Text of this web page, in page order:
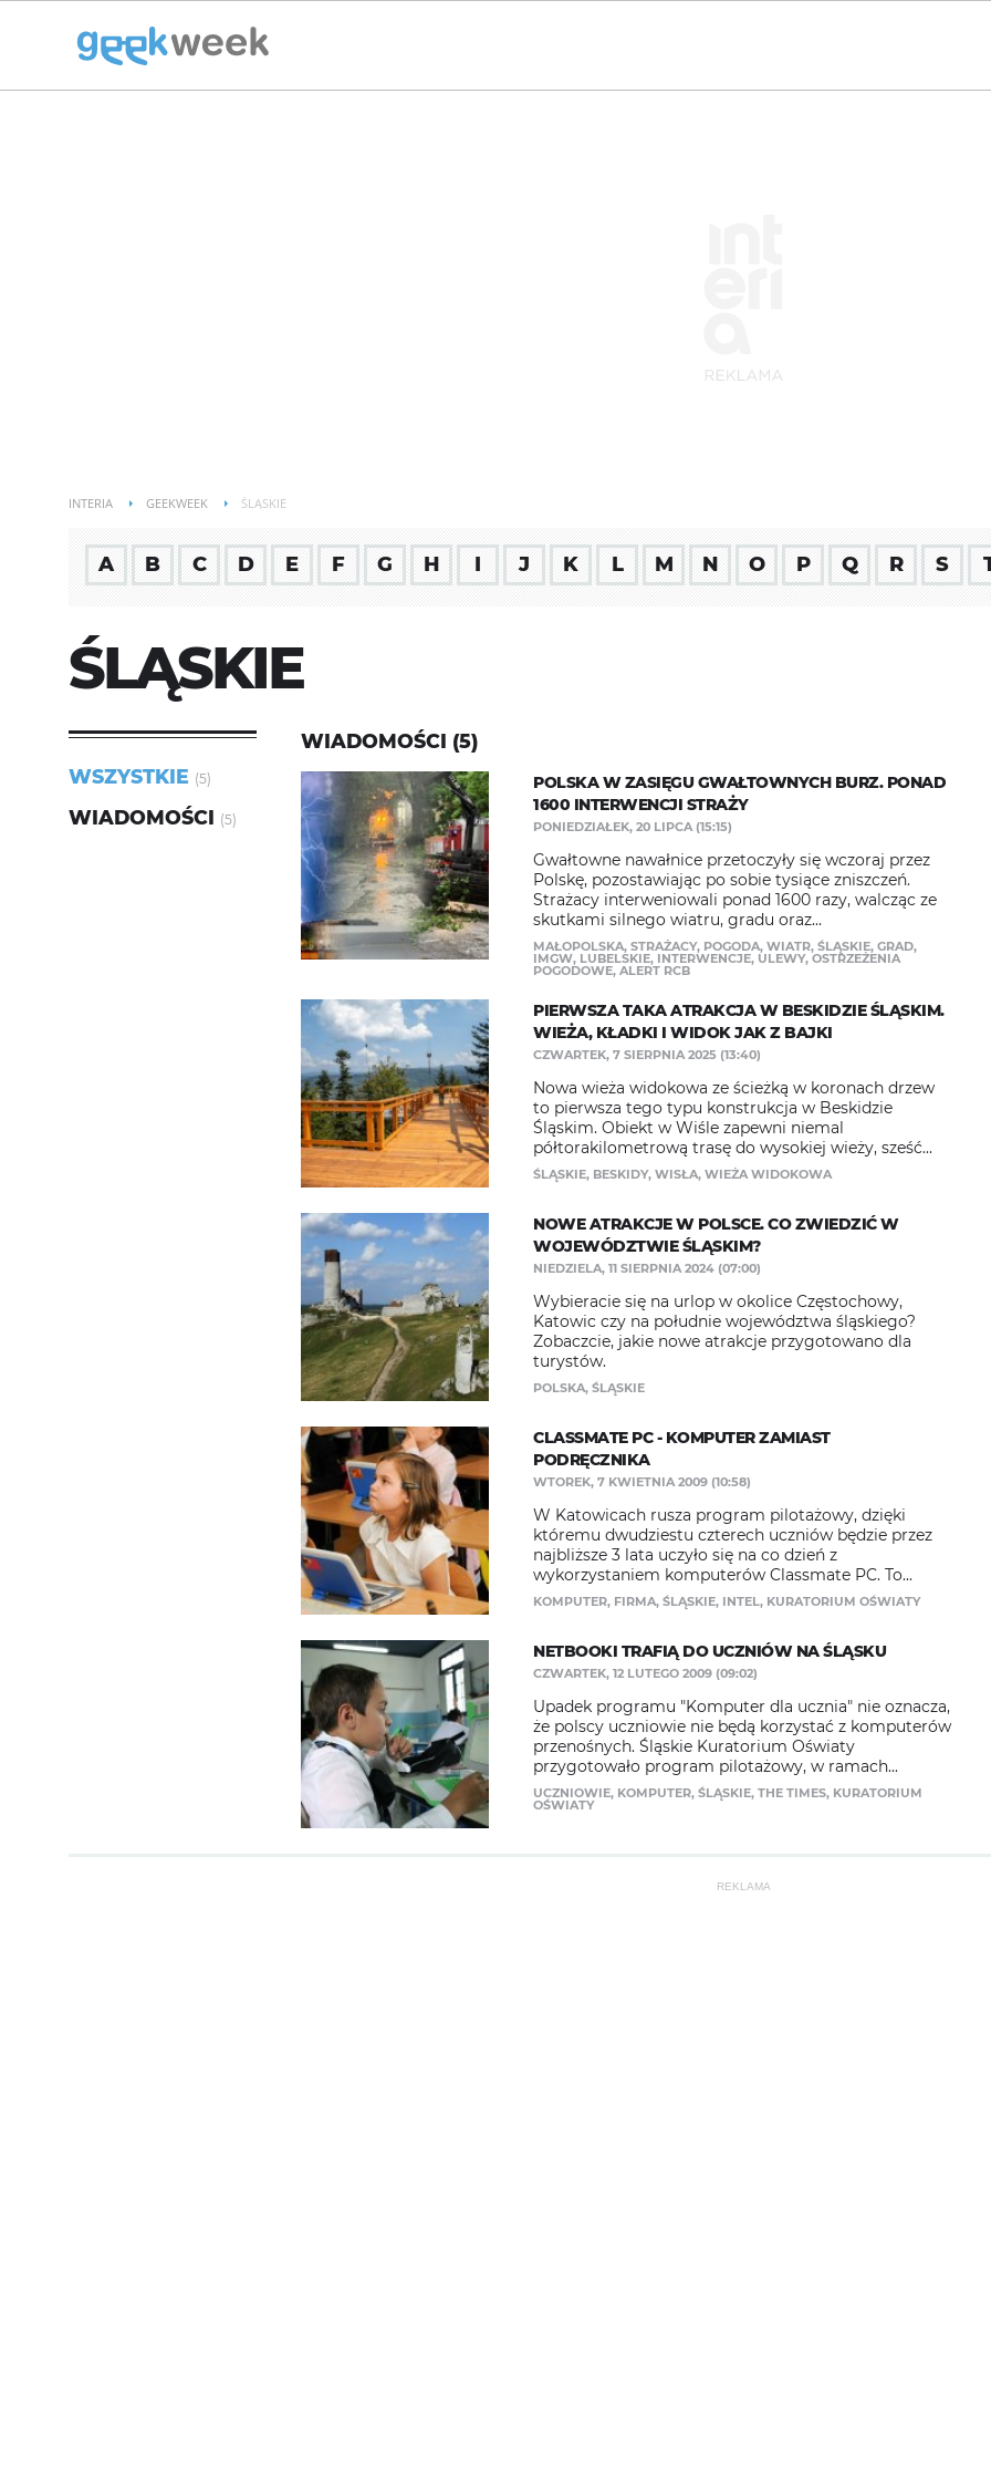
INTERIA GEEKWEEK ŚLĄSKIE
A B C D E F G H I J K L M N O P Q R S
ŚLĄSKIE
WSZYSTKIE (5)
WIADOMOŚCI (5)
WIADOMOŚCI (5)
POLSKA W ZASIĘGU GWAŁTOWNYCH BURZ. PONAD
1600 INTERWENCJI STRAŻY
PONIEDZIAŁEK, 20 LIPCA (15:15)
Gwałtowne nawałnice przetoczyły się wczoraj przez
Polskę, pozostawiając po sobie tysiące zniszczeń.
Strażacy interweniowali ponad 1600 razy, walcząc ze
skutkami silnego wiatru, gradu oraz...
MAŁOPOLSKA, STRAŻACY, POGODA, WIATR, ŚLĄSKIE, GRAD,
IMGW, LUBELSKIE, INTERWENCJE, ULEWY, OSTRZEŻENIA
POGODOWE, ALERT RCB
PIERWSZA TAKA ATRAKCJA W BESKIDZIE ŚLĄSKIM.
WIEŻA, KŁADKI I WIDOK JAK Z BAJKI
CZWARTEK, 7 SIERPNIA 2025 (13:40)
Nowa wieża widokowa ze ścieżką w koronach drzew
to pierwsza tego typu konstrukcja w Beskidzie
Śląskim. Obiekt w Wiśle zapewni niemal
półtorakilometrową trasę do wysokiej wieży, sześć...
ŚLĄSKIE, BESKIDY, WISŁA, WIEŻA WIDOKOWA
NOWE ATRAKCJE W POLSCE. CO ZWIEDZIĆ W
WOJEWÓDZTWIE ŚLĄSKIM?
NIEDZIELA, 11 SIERPNIA 2024 (07:00)
Wybieracie się na urlop w okolice Częstochowy,
Katowic czy na południe województwa śląskiego?
Zobaczcie, jakie nowe atrakcje przygotowano dla
turystów.
POLSKA, ŚLĄSKIE
CLASSMATE PC - KOMPUTER ZAMIAST
PODRĘCZNIKA
WTOREK, 7 KWIETNIA 2009 (10:58)
W Katowicach rusza program pilotażowy, dzięki
któremu dwudziestu czterech uczniów będzie przez
najbliższe 3 lata uczyło się na co dzień z
wykorzystaniem komputerów Classmate PC. To...
KOMPUTER, FIRMA, ŚLĄSKIE, INTEL, KURATORIUM OŚWIATY
NETBOOKI TRAFIĄ DO UCZNIÓW NA ŚLĄSKU
CZWARTEK, 12 LUTEGO 2009 (09:02)
Upadek programu "Komputer dla ucznia" nie oznacza,
że polscy uczniowie nie będą korzystać z komputerów
przenośnych. Śląskie Kuratorium Oświaty
przygotowało program pilotażowy, w ramach...
UCZNIOWIE, KOMPUTER, ŚLĄSKIE, THE TIMES, KURATORIUM
OŚWIATY
REKLAMA